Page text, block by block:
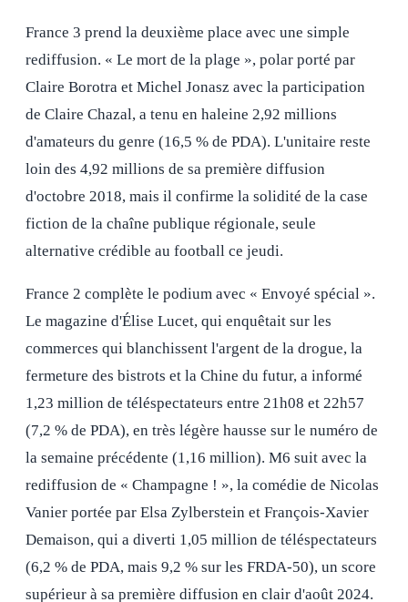
France 3 prend la deuxième place avec une simple
rediffusion. « Le mort de la plage », polar porté par
Claire Borotra et Michel Jonasz avec la participation
de Claire Chazal, a tenu en haleine 2,92 millions
d'amateurs du genre (16,5 % de PDA). L'unitaire reste
loin des 4,92 millions de sa première diffusion
d'octobre 2018, mais il confirme la solidité de la case
fiction de la chaîne publique régionale, seule
alternative crédible au football ce jeudi.
France 2 complète le podium avec « Envoyé spécial ».
Le magazine d'Élise Lucet, qui enquêtait sur les
commerces qui blanchissent l'argent de la drogue, la
fermeture des bistrots et la Chine du futur, a informé
1,23 million de téléspectateurs entre 21h08 et 22h57
(7,2 % de PDA), en très légère hausse sur le numéro de
la semaine précédente (1,16 million). M6 suit avec la
rediffusion de « Champagne ! », la comédie de Nicolas
Vanier portée par Elsa Zylberstein et François-Xavier
Demaison, qui a diverti 1,05 million de téléspectateurs
(6,2 % de PDA, mais 9,2 % sur les FRDA-50), un score
supérieur à sa première diffusion en clair d'août 2024.